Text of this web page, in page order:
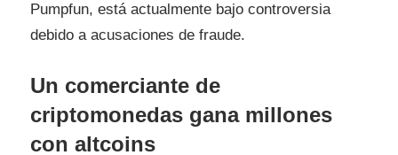
Pumpfun, está actualmente bajo controversia
debido a acusaciones de fraude.
Un comerciante de
criptomonedas gana millones
con altcoins